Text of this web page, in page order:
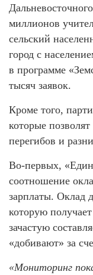
миллионов
сельский
город с
в программе
тысяч заявок.
Кроме того,
которые
перегибов и
Во-первых,
соотношение
зарплаты. Оклад
которую
зачастую
«добивают» за
«Мониторинг